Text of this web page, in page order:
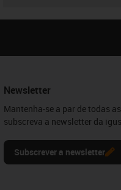
Newsletter
Mantenha-se a par de todas
subscreva a newsletter da
Subscrever a newsletter